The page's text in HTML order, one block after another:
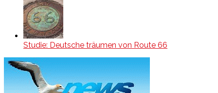
Studie: Deutsche träumen von Route 66